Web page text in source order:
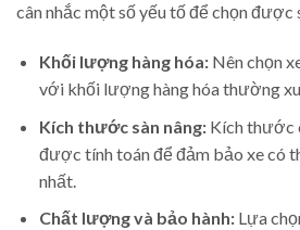
cân nhắc một số yếu tố để chọn được
Khối lượng hàng hóa:Nên chọn
với khối lượng hàng hóa thường
Kích thước sàn nâng:Kích thước
được tính toán để đảm bảo xe có
nhất.
Chất lượng và bảo hành:Lựa